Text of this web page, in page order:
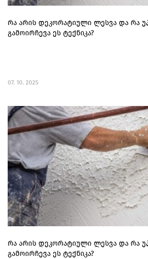
რა არის დეკორატიული ლესვა და რა
გამოირჩევა ეს ტექნიკა?
07. 10. 2025
რა არის დეკორატიული ლესვა და რა
გამოირჩევა ეს ტექნიკა?